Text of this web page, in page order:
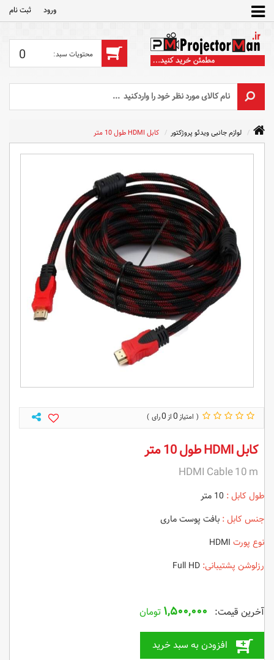
ورود ثبت‌ نام
0
لوازم جانبی ویدئو پروژکتور کابل HDMI طول 10 متر
0
0
کابل HDMI طول 10 متر
HDMI Cable 10 m
طول کابل :
جنس کابل : بافت پوست ماری
نوع پورت
رزلوشن پشتیبانی:
۱,۵۰۰,۰۰۰ تومان
افزودن به سبد خرید